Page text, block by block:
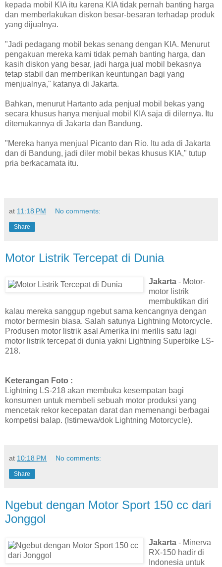
kepada mobil KIA itu karena KIA tidak pernah banting harga
dan memberlakukan diskon besar-besaran terhadap produk
yang dijualnya.
"Jadi pedagang mobil bekas senang dengan KIA. Menurut
pengakuan mereka kami tidak pernah banting harga, dan
kasih diskon yang besar, jadi harga jual mobil bekasnya
tetap stabil dan memberikan keuntungan bagi yang
menjualnya," katanya di Jakarta.
Bahkan, menurut Hartanto ada penjual mobil bekas yang
secara khusus hanya menjual mobil KIA saja di dilernya. Itu
ditemukannya di Jakarta dan Bandung.
"Mereka hanya menjual Picanto dan Rio. Itu ada di Jakarta
dan di Bandung, jadi diler mobil bekas khusus KIA," tutup
pria berkacamata itu.
at 11:18 PM No comments:
Share
Motor Listrik Tercepat di Dunia
Jakarta - Motor-
motor listrik
membuktikan diri
kalau mereka sanggup ngebut sama kencangnya dengan
motor bermesin biasa. Salah satunya Lightning Motorcycle.
Produsen motor listrik asal Amerika ini merilis satu lagi
motor listrik tercepat di dunia yakni Lightning Superbike LS-
218.
Keterangan Foto :
Lightning LS-218 akan membuka kesempatan bagi
konsumen untuk membeli sebuah motor produksi yang
mencetak rekor kecepatan darat dan memenangi berbagai
kompetisi balap. (Istimewa/dok Lightning Motorcycle).
at 10:18 PM No comments:
Share
Ngebut dengan Motor Sport 150 cc dari
Jonggol
Jakarta - Minerva
RX-150 hadir di
Indonesia untuk